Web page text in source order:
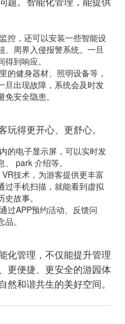
控，还可以安装一些智能设
、周界入侵报警系统。一旦
到响应。
的健身器材、照明设备等，
旦出现故障，系统会及时发
安全隐患。
得更开心、更舒心。
的电子显示屏，可以实时发
park 介绍等。
技术，为游客提供更丰富
过手机扫描，就能看到虚拟
故事。
过APP预约活动、反馈问
。
化管理，不仅能提升管理
更便捷、更安全的游园体
和谐共生的美好空间。